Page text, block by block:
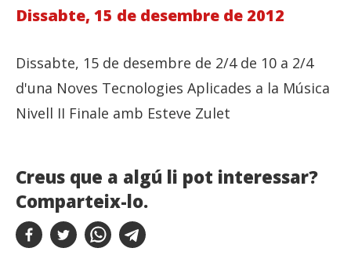
Dissabte, 15 de desembre de 2012
Dissabte, 15 de desembre de 2/4 de 10 a 2/4
d'una Noves Tecnologies Aplicades a la Música
Nivell II Finale amb Esteve Zulet
Creus que a algú li pot interessar?
Comparteix-lo.